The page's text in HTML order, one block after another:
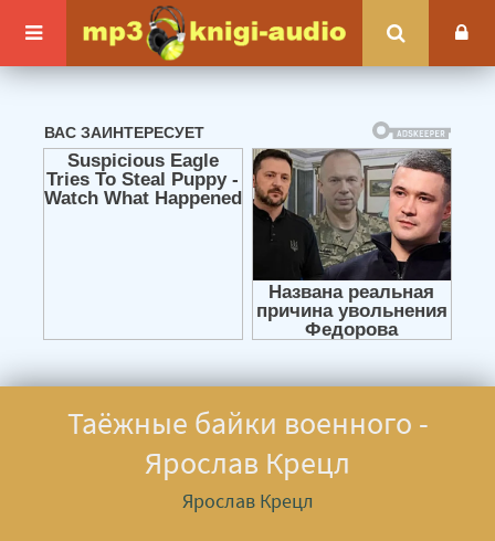
Таёжные байки военного -
Ярослав Крецл
Ярослав Крецл